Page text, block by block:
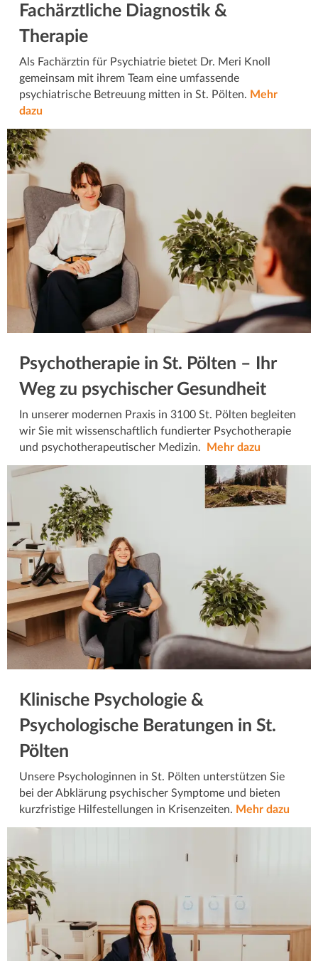
Fachärztliche Diagnostik &
Therapie
Als Fachärztin für Psychiatrie bietet Dr. Meri Knoll
gemeinsam mit ihrem Team eine umfassende
psychiatrische Betreuung mitten in St. Pölten. Mehr
dazu
Psychotherapie in St. Pölten – Ihr
Weg zu psychischer Gesundheit
In unserer modernen Praxis in 3100 St. Pölten begleiten
wir Sie mit wissenschaftlich fundierter Psychotherapie
und psychotherapeutischer Medizin.
Mehr dazu
Klinische Psychologie &
Psychologische Beratungen in St.
Pölten
Unsere Psychologinnen in St. Pölten unterstützen Sie
bei der Abklärung psychischer Symptome und bieten
kurzfristige Hilfestellungen in Krisenzeiten. Mehr dazu